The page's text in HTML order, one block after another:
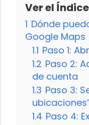
Ver el
1 Dónde
Google Maps
1.1 Paso 1:
1.2 Paso 2:
de cuenta
1.3 Paso 3:
1.4 Paso 4: